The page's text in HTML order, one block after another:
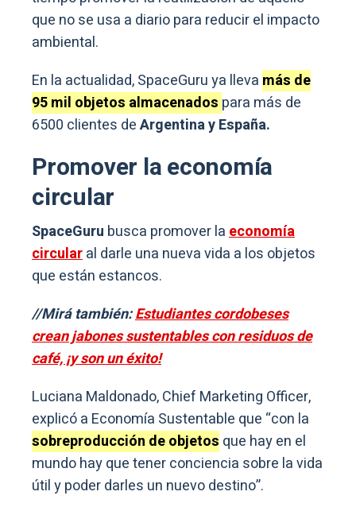
que no se usa a diario para reducir el impacto
ambiental.
En la actualidad, SpaceGuru ya lleva más de
95 mil objetos almacenados para más de
6500 clientes deArgentina y España.
Promover la economía
circular
SpaceGuru busca promover laeconomía
circularal darle una nueva vida a los objetos
que están estancos.
//Mirá también:Estudiantes cordobeses
crean jabones sustentables con residuos de
café, ¡y son un éxito!
Luciana Maldonado, Chief Marketing Officer,
explicó a Economía Sustentable que “con la
sobreproducción de objetos que hay en el
mundo hay que tener conciencia sobre la vida
útil y poder darles un nuevo destino”.